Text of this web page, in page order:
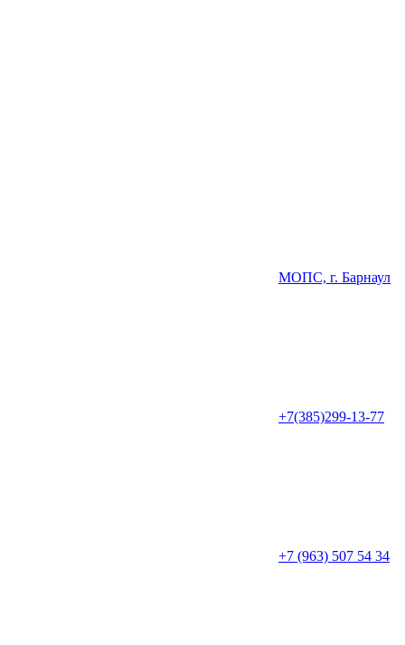
МОПС, г. Барнаул
+7(385)299-13-77
+7 (963) 507 54 34